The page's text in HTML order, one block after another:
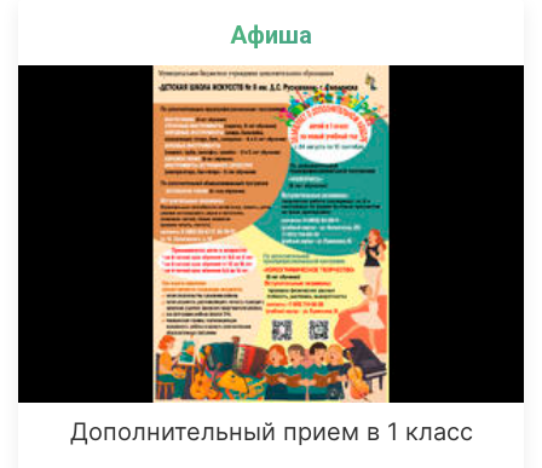
Афиша
Дополнительный прием в 1 класс